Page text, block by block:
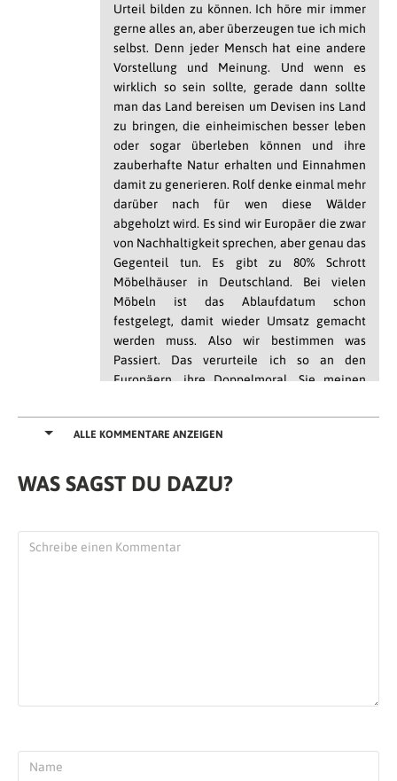
Urteil bilden zu können. Ich höre mir immer
gerne alles an, aber überzeugen tue ich mich
selbst. Denn jeder Mensch hat eine andere
Vorstellung und Meinung. Und wenn es
wirklich so sein sollte, gerade dann sollte
man das Land bereisen um Devisen ins Land
zu bringen, die einheimischen besser leben
oder sogar überleben können und ihre
zauberhafte Natur erhalten und Einnahmen
damit zu generieren. Rolf denke einmal mehr
darüber nach für wen diese Wälder
abgeholzt wird. Es sind wir Europäer die zwar
von Nachhaltigkeit sprechen, aber genau das
Gegenteil tun. Es gibt zu 80% Schrott
Möbelhäuser in Deutschland. Bei vielen
Möbeln ist das Ablaufdatum schon
festgelegt, damit wieder Umsatz gemacht
werden muss. Also wir bestimmen was
Passiert. Das verurteile ich so an den
Europäern, ihre Doppelmoral. Sie meinen
haben keine Ahnung welchen schaden sie
damit anrichten.
Soll nicht mehr so schön sein wie früher.
Zuviel Wälder abgeholzt, sagt ein Bekannter
ALLE KOMMENTARE ANZEIGEN
WAS SAGST DU DAZU?